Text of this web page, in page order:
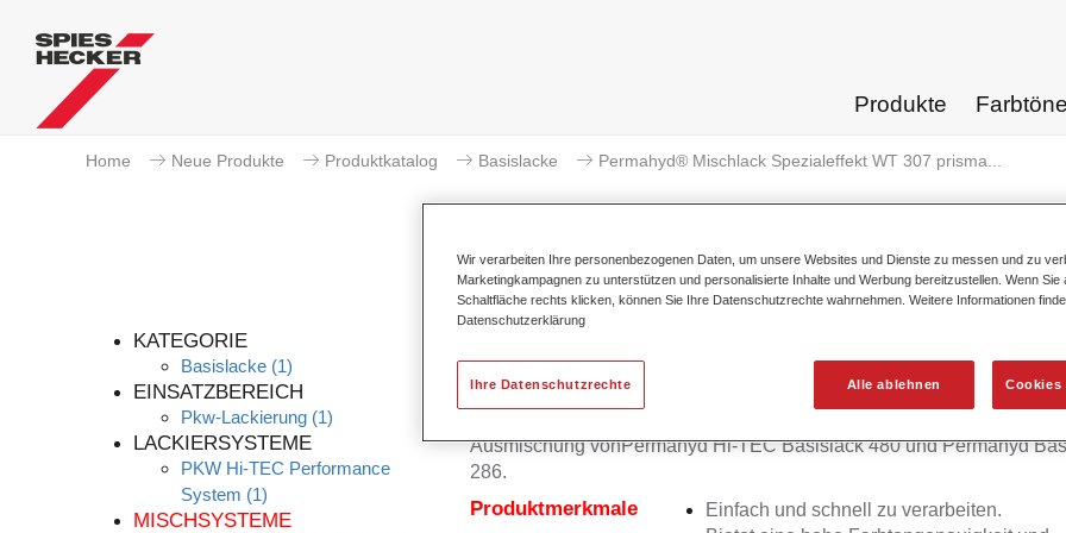
Produkte Farbtöne
Home Neue Produkte Produktkatalog Basislacke Permahyd® Mischlack Spezialeffekt WT 307 prisma...
KATEGORIE
Basislacke (1)
EINSATZBEREICH
Pkw-Lackierung (1)
LACKIERSYSTEME
PKW Hi-TEC Performance
System (1)
MISCHSYSTEME
Permahyd® Mischlack
Ausmischung vonPermahyd Hi-TEC Basislack 480 und Permahyd
286.
Produktmerkmale
Einfach und schnell zu verarbeiten.
Wir verarbeiten Ihre personenbezogenen Daten, um unsere Websites und Dienste zu messen und zu
Marketingkampagnen zu unterstützen und personalisierte Inhalte und Werbung bereitzustellen. Wenn Sie
Schaltfläche rechts klicken, können Sie Ihre Datenschutzrechte wahrnehmen. Weitere Informationen
Datenschutzerklärung
Alle ablehnen Cookies
Ihre Datenschutzrechte